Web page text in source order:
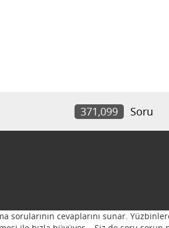
371,099 Soru
sorularının cevaplarını sunar.